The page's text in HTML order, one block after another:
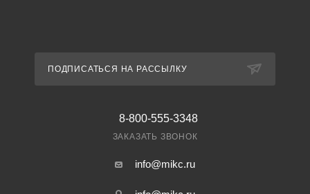
ПОДПИСАТЬСЯ НА РАССЫЛКУ
8-800-555-3348
ЗАКАЗАТЬ ЗВОНОК
info@mikc.ru